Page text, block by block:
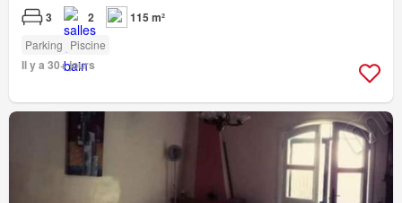
3 2 115 m²
Parking Piscine
Il y a 30+ jours